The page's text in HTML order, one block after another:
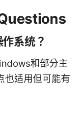
系统？
和部分主
也适用但可能有